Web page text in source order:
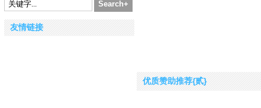
友情链接
优质赞助推荐{贰}